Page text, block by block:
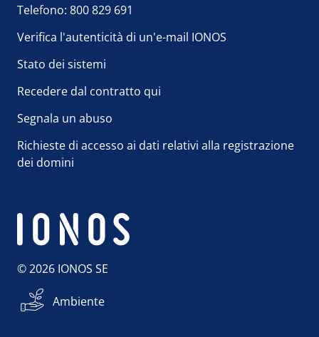
Telefono: 800 829 691
Verifica l'autenticità di un'e-mail IONOS
Stato dei sistemi
Recedere dal contratto qui
Segnala un abuso
Richieste di accesso ai dati relativi alla registrazione
dei domini
© 2026 IONOS SE
Ambiente